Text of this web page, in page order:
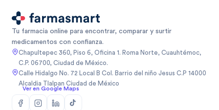
Tu farmacia online para encontrar, comparar y surtir
medicamentos con confianza.
Chapultepec 360, Piso 6, Oficina 1. Roma Norte, Cuauhtémoc,
C.P. 06700, Ciudad de México.
Calle Hidalgo No. 72 Local B Col. Barrio del niño Jesus C.P 14000
Alcaldia Tlalpan Ciudad de México
Ver en Google Maps